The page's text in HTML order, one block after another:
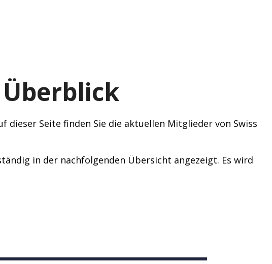
dieser Seite finden Sie die aktuellen Mitglieder von Swiss
in der nachfolgenden Übersicht angezeigt. Es wird